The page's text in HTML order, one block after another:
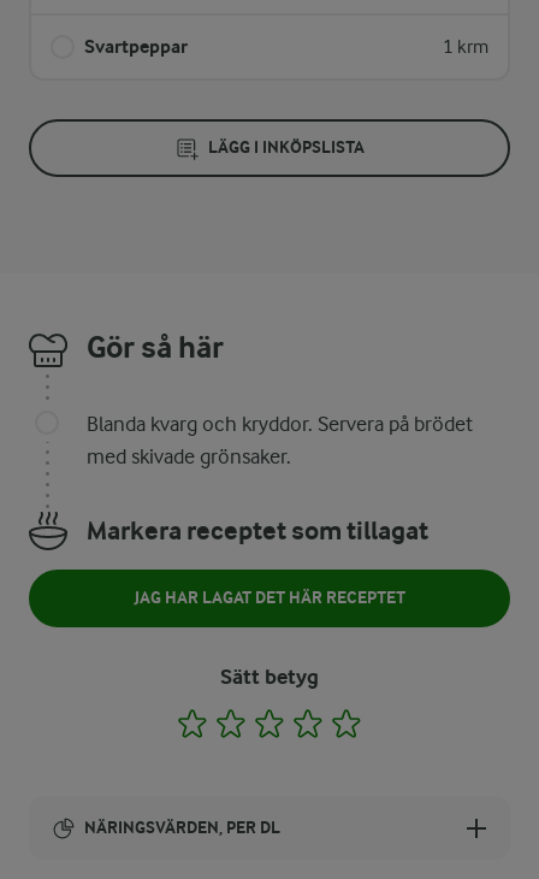
Svartpeppar 1 krm
LÄGG I INKÖPSLISTA
Gör så här
Blanda kvarg och kryddor. Servera på brödet
med skivade grönsaker.
Markera receptet som tillagat
JAG HAR LAGAT DET HÄR RECEPTET
Sätt betyg
1 2 3 4
NÄRINGSVÄRDEN, PER DL